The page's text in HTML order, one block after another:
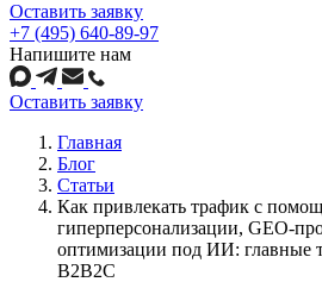
Оставить заявку
+7 (495) 640-89-97
Напишите нам
Оставить заявку
Главная
Блог
Статьи
Как привлекать трафик с
гиперперсонализации, GEO-
оптимизации под ИИ: главные
B2B2C